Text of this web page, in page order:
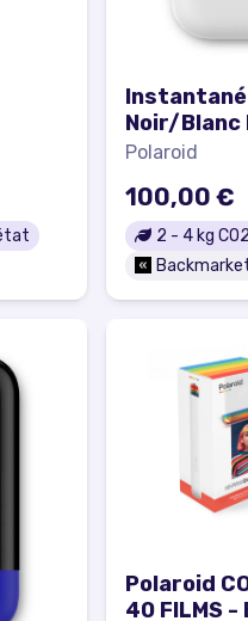
Instantané
Noir/Blanc
Polaroid
100,00 €
2 - 4 kg CO2
Polaroid
40 FILMS